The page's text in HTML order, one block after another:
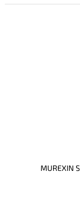
MUREXIN